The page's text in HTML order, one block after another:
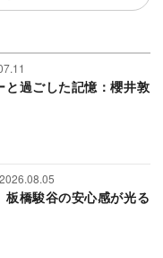
と過ごした記憶：櫻井敦
2026.08.05
板橋駿谷の安心感が光る